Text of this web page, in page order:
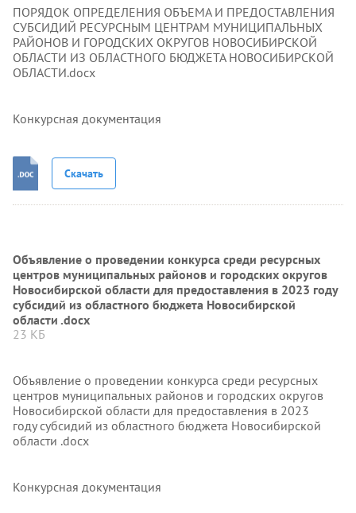
ПОРЯДОК ОПРЕДЕЛЕНИЯ ОБЪЕМА И ПРЕДОСТАВЛЕНИЯ
СУБСИДИЙ РЕСУРСНЫМ ЦЕНТРАМ МУНИЦИПАЛЬНЫХ
РАЙОНОВ И ГОРОДСКИХ ОКРУГОВ НОВОСИБИРСКОЙ
ОБЛАСТИ ИЗ ОБЛАСТНОГО БЮДЖЕТА НОВОСИБИРСКОЙ
ОБЛАСТИ.docx
Конкурсная документация
Скачать
Объявление о проведении конкурса среди ресурсных
центров муниципальных районов и городских округов
Новосибирской области для предоставления в 2023 году
субсидий из областного бюджета Новосибирской
области .docx
23 КБ
Объявление о проведении конкурса среди ресурсных
центров муниципальных районов и городских округов
Новосибирской области для предоставления в 2023
году субсидий из областного бюджета Новосибирской
области .docx
Конкурсная документация